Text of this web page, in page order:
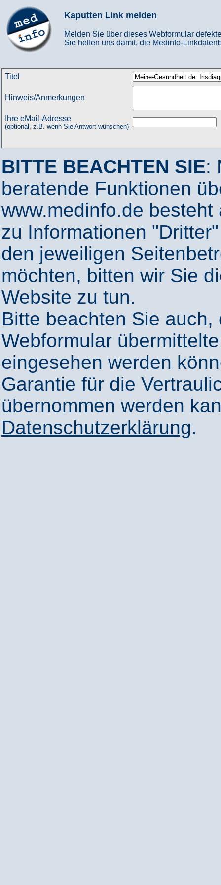
Kaputten Link melden
Melden Sie über dieses Webformular
Sie helfen uns damit, die Medinfo-
Titel
Hinweis/Anmerkungen
Ihre eMail-Adresse
(optional, z.B. wenn Sie Antwort wünschen)
BITTE BEACHTEN SIE:
beratende Funktionen
www.medinfo.de
zu Informationen
den jeweiligen
möchten, bitten wir Sie
Website zu tun.
Bitte beachten Sie
Webformular
eingesehen werden
Garantie für die
übernommen werden
Datenschutzerklärung.